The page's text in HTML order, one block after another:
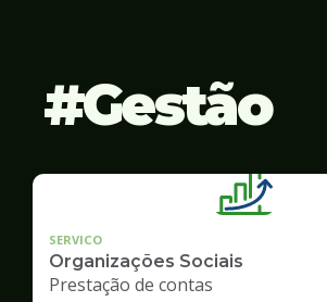
Gestão
SERVICO
Organizações Sociais
Prestação de contas